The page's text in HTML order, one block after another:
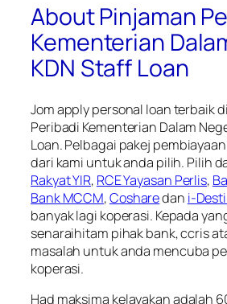
About Pinjaman
Kementerian
KDN Staff Loan
Jom apply personal loan terbaik
Peribadi Kementerian Dalam
Loan.Pelbagai pakej
dari kami untuk anda pilih. Pilih
Rakyat YIR, RCE Yayasan Perlis,
Bank MCCM,Cosharedan i-
banyak lagi koperasi. Kepada
senaraihitam pihak bank, ccris
masalah untuk anda mencuba
koperasi.
Had maksima kelayakan adalah